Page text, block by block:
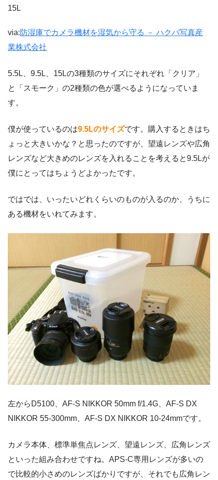
15L
via:防湿庫でカメラ機材を湿気から守る － ハクバ写真産
業株式会社
5.5L、9.5L、15Lの3種類のサイズにそれぞれ「クリア」
と「スモーク」の2種類の色が選べるようになっていま
す。
僕が使っているのは9.5Lのサイズです。購入するときはち
ょっと大きいかな？と思ったのですが、望遠レンズや広角
レンズなど大きめのレンズを入れることを考えると9.5Lが
僕にとってはちょうどよかったです。
ではでは、いったいどれくらいのものが入るのか、うちに
ある機材をいれてみます。
左からD5100、AF-S NIKKOR 50mm f/1.4G、AF-S DX
NIKKOR 55-300mm、AF-S DX NIKKOR 10-24mmです。
カメラ本体、標準単焦点レンズ、望遠レンズ、広角レンズ
といった組み合わせですね。APS-C専用レンズが多いの
で比較的小さめのレンズばかりですが、それでも広角レン